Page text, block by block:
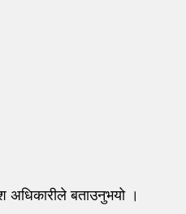
अधिकारीले बताउनुभयो ।